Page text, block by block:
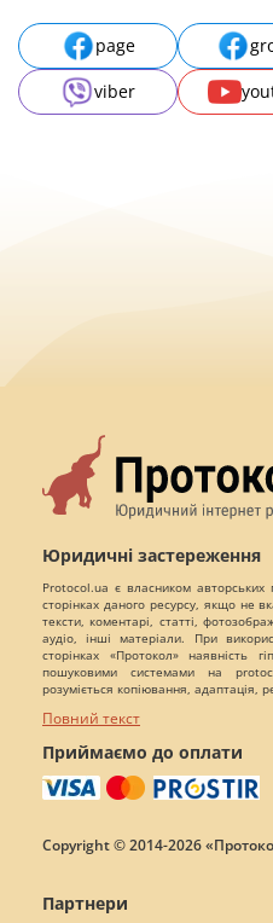
page
viber
Юридичні застереження
Protocol.ua є власником
сторінках даного ресурсу, якщо не
тексти, коментарі, статті,
аудіо, інші матеріали. При
сторінках «Протокол» наявність
пошуковими системами на
розуміється копіювання, адаптація,
Повний текст
Приймаємо до оплати
Copyright © 2014-2026
Партнери